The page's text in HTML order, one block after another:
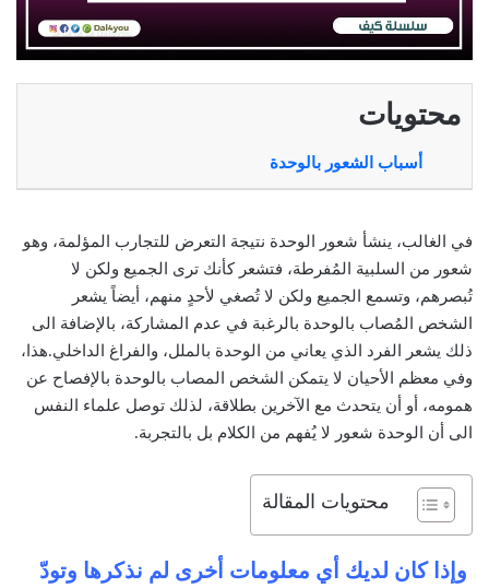
محتويات
أسباب الشعور بالوحدة
في الغالب، ينشأ شعور الوحدة نتيجة التعرض للتجارب المؤلمة، وهو
شعور من السلبية المُفرطة، فتشعر كأنك ترى الجميع ولكن لا
تُبصرهم، وتسمع الجميع ولكن لا تُصغي لأحدٍ منهم، أيضاً يشعر
الشخص المُصاب بالوحدة بالرغبة في عدم المشاركة، بالإضافة الى
ذلك يشعر الفرد الذي يعاني من الوحدة بالملل، والفراغ الداخلي.هذا،
وفي معظم الأحيان لا يتمكن الشخص المصاب بالوحدة بالإفصاح عن
همومه، أو أن يتحدث مع الآخرين بطلاقة، لذلك توصل علماء النفس
الى أن الوحدة شعور لا يُفهم من الكلام بل بالتجربة.
محتويات المقالة
وإذا كان لديك أي معلومات أخرى لم نذكرها وتودّ